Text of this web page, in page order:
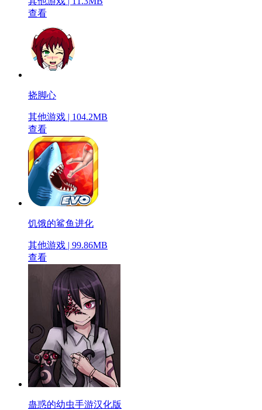
查看
挠脚心
其他游戏 | 104.2MB
查看
饥饿的鲨鱼进化
其他游戏 | 99.86MB
查看
蛊惑的幼虫手游汉化版